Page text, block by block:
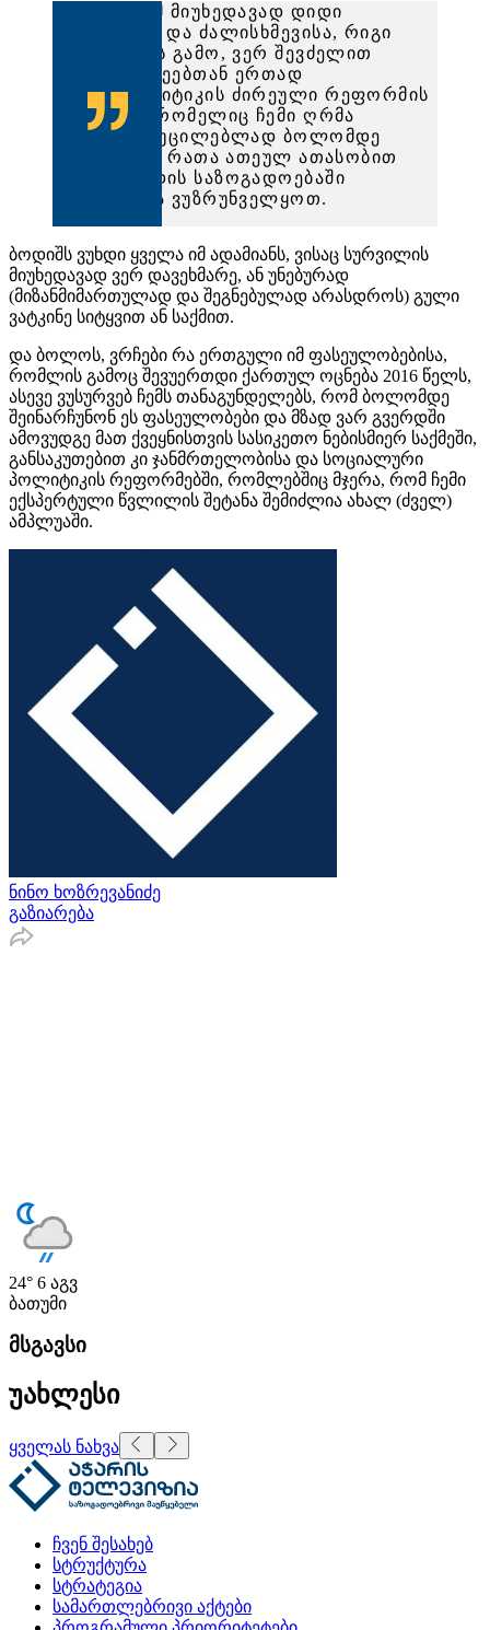
ცუდია, რომ მიუხედავად დიდი
სურვილისა და ძალისხმევისა, რიგი
ბარიერების გამო, ვერ შევძელით
თანამოაზრეებთან ერთად
ნარკოპოლიტიკის ძირეული რეფორმის
გატარება, რომელიც ჩემი ღრმა
რწმენით, აუცილებლად ბოლომდე
მისაყვანია, რათა ათეულ ათასობით
ახალგაზრდის საზოგადოებაში
ინტეგრაცია ვუზრუნველყოთ.
ბოდიშს ვუხდი ყველა იმ ადამიანს, ვისაც სურვილის
მიუხედავად ვერ დავეხმარე, ან უნებურად
(მიზანმიმართულად და შეგნებულად არასდროს) გული
ვატკინე სიტყვით ან საქმით.
და ბოლოს, ვრჩები რა ერთგული იმ ფასეულობებისა,
რომლის გამოც შევუერთდი ქართულ ოცნება 2016 წელს,
ასევე ვუსურვებ ჩემს თანაგუნდელებს, რომ ბოლომდე
შეინარჩუნონ ეს ფასეულობები და მზად ვარ გვერდში
ამოვუდგე მათ ქვეყნისთვის სასიკეთო ნებისმიერ საქმეში,
განსაკუთებით კი ჯანმრთელობისა და სოციალური
პოლიტიკის რეფორმებში, რომლებშიც მჯერა, რომ ჩემი
ექსპერტული წვლილის შეტანა შემიძლია ახალ (ძველ)
ამპლუაში.
ნინო ხოზრევანიძე
გაზიარება
24° 6 აგვ
ბათუმი
მსგავსი
უახლესი
ყველას ნახვა
ჩვენ შესახებ
სტრუქტურა
სტრატეგია
სამართლებრივი აქტები